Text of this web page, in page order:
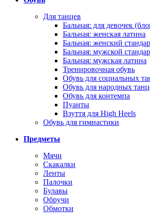
Для танцев
Бальная: для девочек
Бальная: женская латина
Бальная: женский
Бальная: мужской
Бальная: мужская латина
Тренировочная обувь
Обувь для социальных
Обувь для народных
Обувь для контемпа
Пуанты
Взуття для High Heels
Обувь для гимнастики
Предметы
Мячи
Скакалки
Ленты
Палочки
Булавы
Обручи
Обмотки